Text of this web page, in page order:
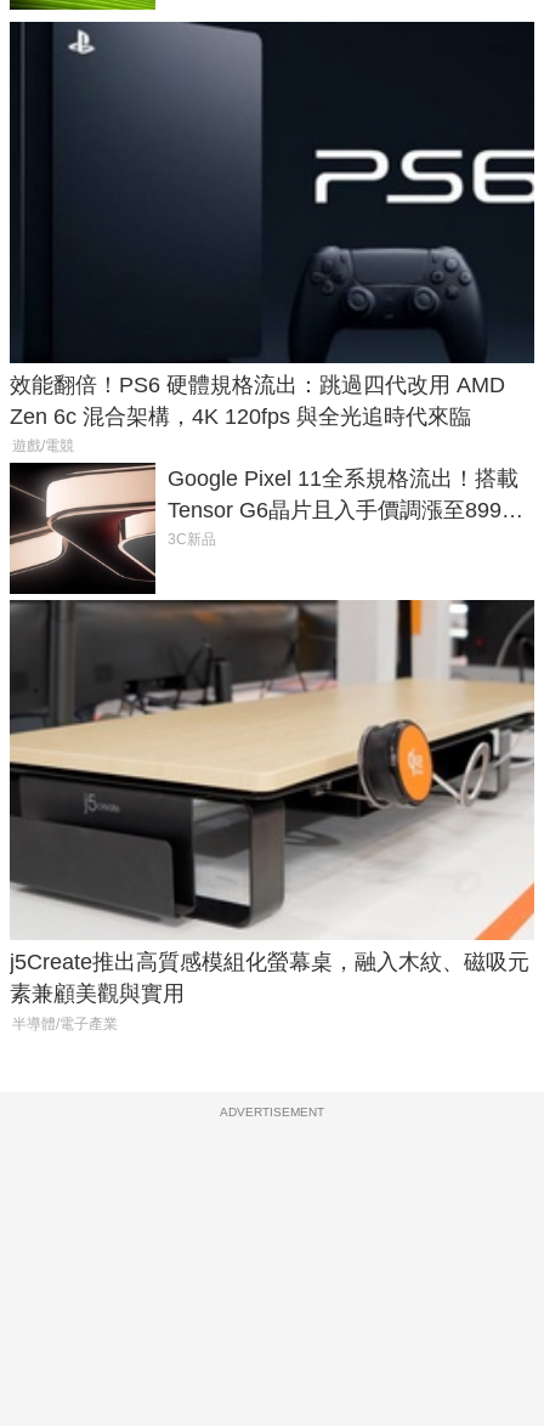
效能翻倍！PS6 硬體規格流出：跳過四代改用 AMD
Zen 6c 混合架構，4K 120fps 與全光追時代來臨
遊戲/電競
Google Pixel 11全系規格流出！搭載
Tensor G6晶片且入手價調漲至899美
元
3C新品
j5Create推出高質感模組化螢幕桌，融入木紋、磁吸元
素兼顧美觀與實用
半導體/電子產業
ADVERTISEMENT